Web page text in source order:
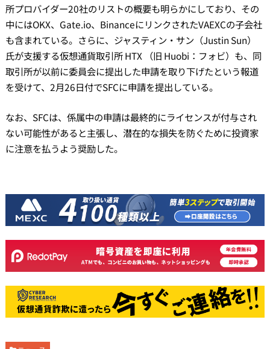
所プロバイダー20社のリストの概要も明らかにしており、その
中にはOKX、Gate.io、BinanceにリンクされたVAEXCの子会社
も含まれている。さらに、ジャスティン・サン（Justin Sun）
氏が支援する仮想通貨取引所 HTX （旧 Huobi：フォビ）も、同
取引所が以前に委員会に提出した申請を取り下げたという報道
を受けて、2月26日付でSFCに申請を提出している。
なお、SFCは、係属中の申請は最終的にライセンスが付与され
ない可能性があると主張し、潜在的な損失を防ぐために投資家
に注意を払うよう奨励した。